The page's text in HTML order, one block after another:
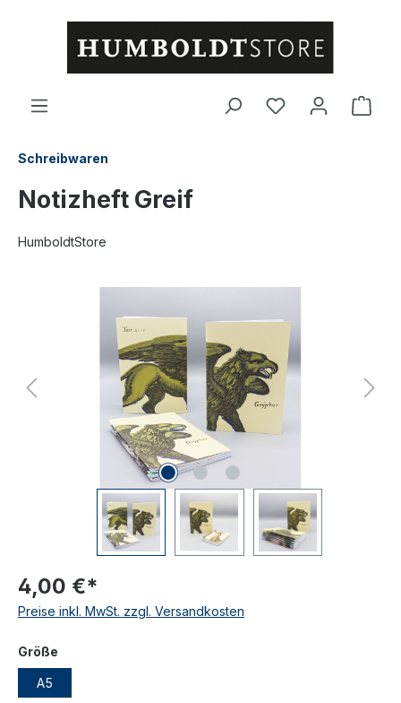
springen
Schreibwaren
Notizheft Greif
HumboldtStore
4,00 €*
Preise inkl. MwSt. zzgl. Versandkosten
Größe
A5